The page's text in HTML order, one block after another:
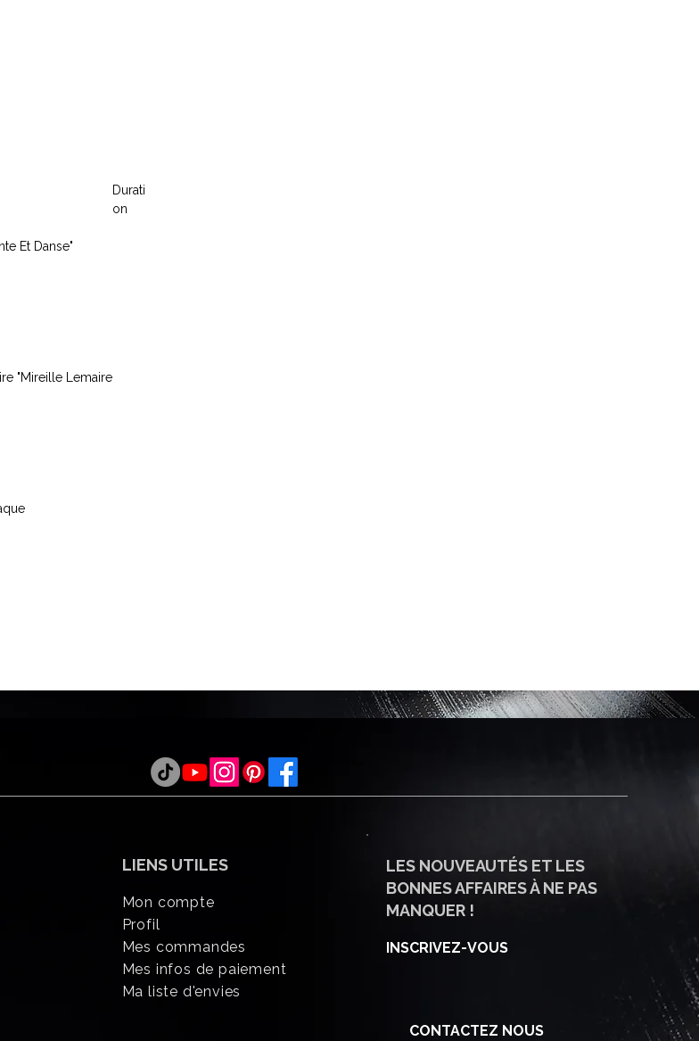
Durati
on
Et Danse"
"Mireille Lemaire
LIENS UTILES
Mon compte
Profil
Mes commandes
Mes infos de paiement
Ma liste d'envies
LES NOUVEAUTÉS ET LES
BONNES AFFAIRES À NE PAS
MANQUER !
INSCRIVEZ-VOUS
CONTACTEZ NOUS